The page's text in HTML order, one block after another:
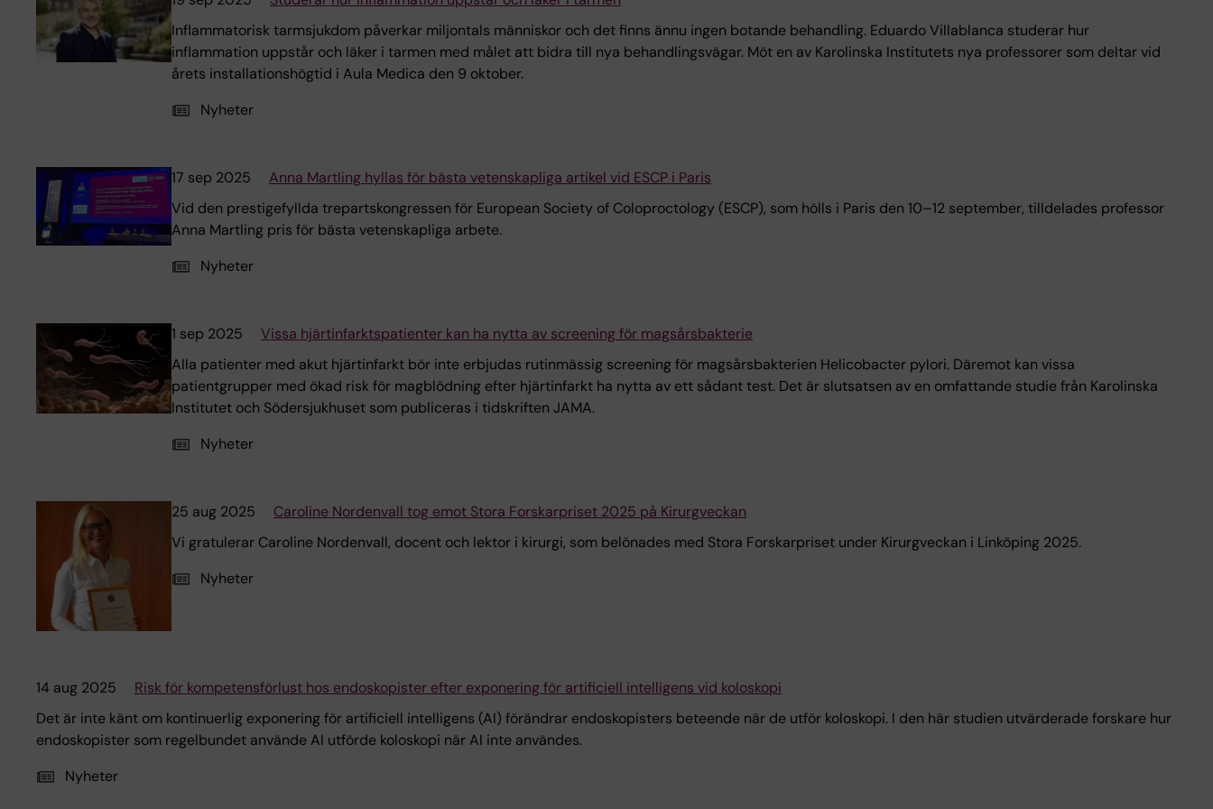
Inflammatorisk tarmsjukdom påverkar miljontals människor och det finns ännu ingen botande behandling. Eduardo Villablanca studerar hur
inflammation uppstår och läker i tarmen med målet att bidra till nya behandlingsvägar. Möt en av Karolinska Institutets nya professorer som deltar vid
årets installationshögtid i Aula Medica den 9 oktober.
Nyheter
17 sep 2025
Anna Martling hyllas för bästa vetenskapliga artikel vid ESCP i Paris
Vid den prestigefyllda trepartskongressen för European Society of Coloproctology (ESCP), som hölls i Paris den 10–12 september, tilldelades professor
Anna Martling pris för bästa vetenskapliga arbete.
Nyheter
1 sep 2025
Vissa hjärtinfarktspatienter kan ha nytta av screening för magsårsbakterie
Alla patienter med akut hjärtinfarkt bör inte erbjudas rutinmässig screening för magsårsbakterien Helicobacter pylori. Däremot kan vissa
patientgrupper med ökad risk för magblödning efter hjärtinfarkt ha nytta av ett sådant test. Det är slutsatsen av en omfattande studie från Karolinska
Institutet och Södersjukhuset som publiceras i tidskriften JAMA.
Nyheter
25 aug 2025
Caroline Nordenvall tog emot Stora Forskarpriset 2025 på Kirurgveckan
Vi gratulerar Caroline Nordenvall, docent och lektor i kirurgi, som belönades med Stora Forskarpriset under Kirurgveckan i Linköping 2025.
Nyheter
14 aug 2025
Risk för kompetensförlust hos endoskopister efter exponering för artificiell intelligens vid koloskopi
Det är inte känt om kontinuerlig exponering för artificiell intelligens (AI) förändrar endoskopisters beteende när de utför koloskopi. I den här studien utvärderade forskare hur
endoskopister som regelbundet använde AI utförde koloskopi när AI inte användes.
Nyheter